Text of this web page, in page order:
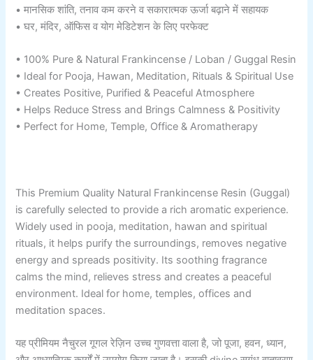
• मानसिक शांति, तनाव कम करने व सकारात्मक ऊर्जा बढ़ाने में सहायक
• घर, मंदिर, ऑफिस व योग मेडिटेशन के लिए परफेक्ट
• 100% Pure & Natural Frankincense / Loban / Guggal Resin
• Ideal for Pooja, Hawan, Meditation, Rituals & Spiritual Use
• Creates Positive, Purified & Peaceful Atmosphere
• Helps Reduce Stress and Brings Calmness & Positivity
• Perfect for Home, Temple, Office & Aromatherapy
This Premium Quality Natural Frankincense Resin (Guggal)
is carefully selected to provide a rich aromatic experience.
Widely used in pooja, meditation, hawan and spiritual
rituals, it helps purify the surroundings, removes negative
energy and spreads positivity. Its soothing fragrance
calms the mind, relieves stress and creates a peaceful
environment. Ideal for home, temples, offices and
meditation spaces.
यह प्रीमियम नैचुरल गूगल रेज़िन उच्च गुणवत्ता वाला है, जो पूजा, हवन, ध्यान,